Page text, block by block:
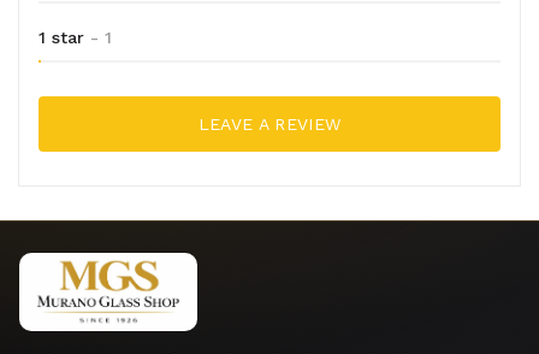
1 star - 1
LEAVE A REVIEW